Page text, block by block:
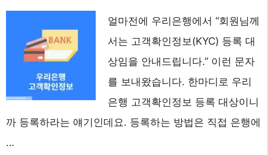
얼마전에 우리은행에서 “회원님께
서는 고객확인정보(KYC) 등록 대
상임을 안내드립니다.” 이런 문자
를 보내왔습니다. 한마디로 우리
은행 고객확인정보 등록 대상이니
까 등록하라는 얘기인데요. 등록하는 방법은 직접 은행에
…